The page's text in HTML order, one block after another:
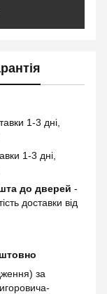
1-3 дні,
1-3 дні,
до дверей -
доставки від
за